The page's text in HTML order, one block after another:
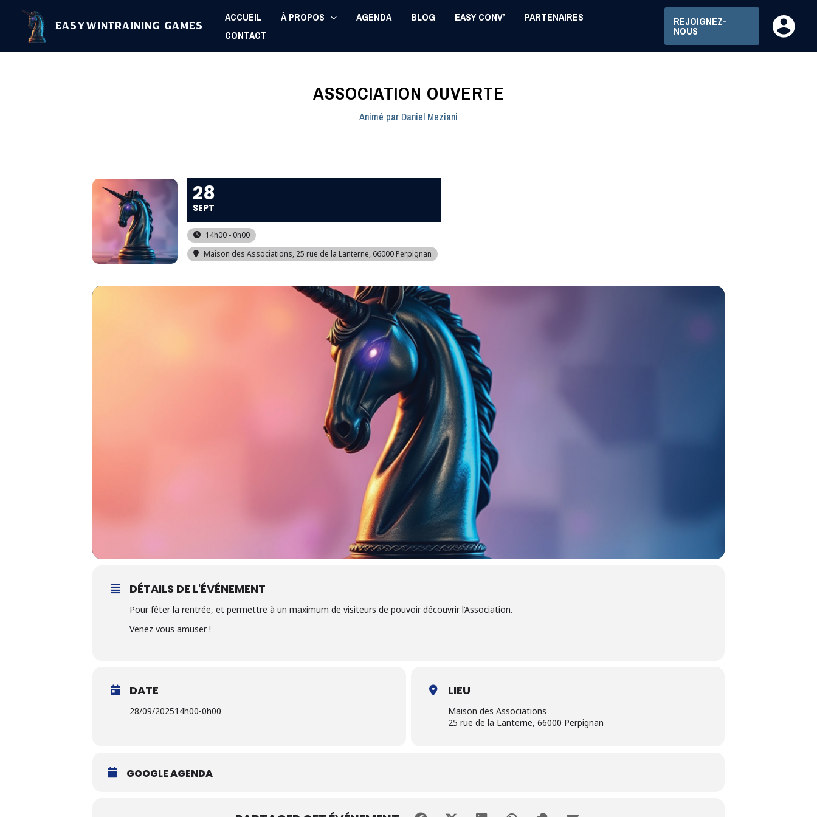
contenu
EasyWinTraining Games
ACCUEIL À PROPOS AGENDA BLOG EASY CONV’
PARTENAIRES
CONTACT
REJOIGNEZ-
NOUS
ASSOCIATION OUVERTE
Animé par Daniel Meziani
28
SEPT
14h00 - 0h00
Maison des Associations, 25 rue de la Lanterne, 66000 Perpignan
DÉTAILS DE L'ÉVÉNEMENT
Pour fêter la rentrée, et permettre à un maximum de visiteurs de pouvoir découvrir l’Association.
Venez vous amuser !
DATE
28/09/202514h00-0h00
LIEU
Maison des Associations
25 rue de la Lanterne, 66000 Perpignan
GOOGLE AGENDA